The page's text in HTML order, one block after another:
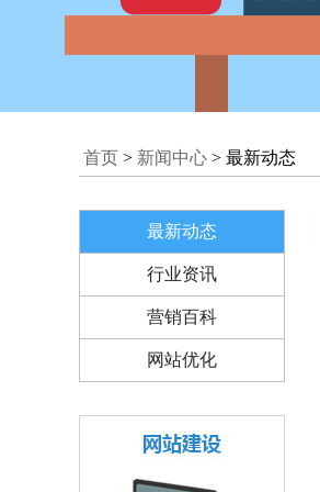
首页 > 新闻中心 > 最新动态
最新动态
行业资讯
营销百科
网站优化